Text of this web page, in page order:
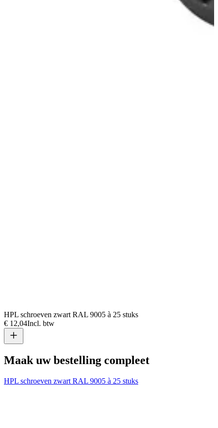
HPL schroeven zwart RAL 9005 à 25 stuks
€ 12,04Incl. btw
Maak uw bestelling compleet
HPL schroeven zwart RAL 9005 à 25 stuks